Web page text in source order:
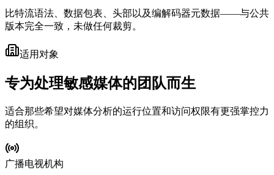
比特流语法、数据包表、头部以及编解码器元数据——与公共
版本完全一致，未做任何裁剪。
适用对象
专为处理敏感媒体的团队而生
适合那些希望对媒体分析的运行位置和访问权限有更强掌控力
的组织。
广播电视机构